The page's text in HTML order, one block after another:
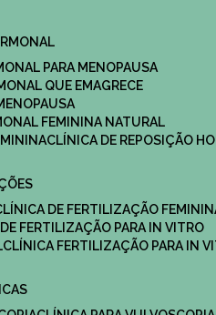
PARA MENOPAUSA
QUE EMAGRECE
FEMININA NATURAL
CLÍNICA DE REPOSIÇÃO
CLÍNICA DE FERTILIZAÇÃO
DE FERTILIZAÇÃO PARA IN VITRO
CLÍNICA FERTILIZAÇÃO PARA IN